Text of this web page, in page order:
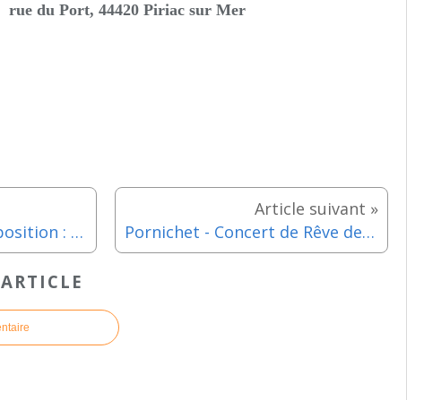
rue du Port, 44420 Piriac sur Mer
Pornichet - Salle d'exposition : Le Club Photo expose jusqu'au dimanche 11 mai 2025 Pornichet - Concert de Rêve de Mer pour "L'outil en main de la Côte d'Amour" - Vendredi 16 mai 2025